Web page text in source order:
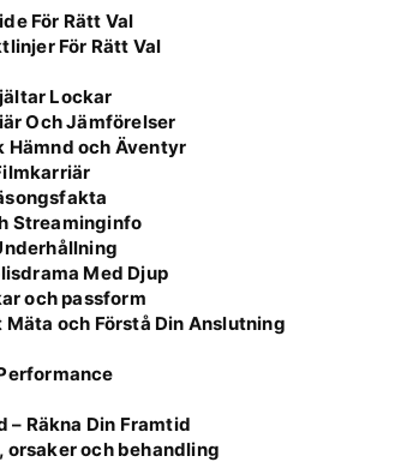
För Rätt Val
För Rätt Val
Lockar
Och Jämförelser
Hämnd och Äventyr
Streaminginfo
Med Djup
och passform
och Förstå Din Anslutning
– Räkna Din Framtid
orsaker och behandling